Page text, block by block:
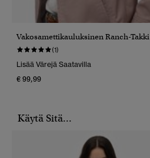
Vakosamettikauluksinen Ranch-Takki
(1)
Lisää Värejä Saatavilla
€ 99,99
Käytä Sitä...